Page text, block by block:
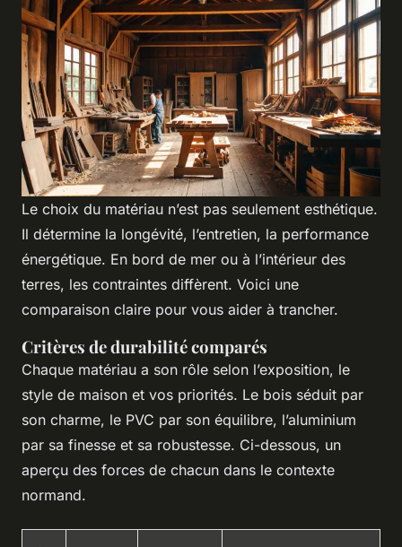
Le choix du matériau n’est pas seulement esthétique.
Il détermine la longévité, l’entretien, la performance
énergétique. En bord de mer ou à l’intérieur des
terres, les contraintes diffèrent. Voici une
comparaison claire pour vous aider à trancher.
Critères de durabilité comparés
Chaque matériau a son rôle selon l’exposition, le
style de maison et vos priorités. Le bois séduit par
son charme, le PVC par son équilibre, l’aluminium
par sa finesse et sa robustesse. Ci-dessous, un
aperçu des forces de chacun dans le contexte
normand.